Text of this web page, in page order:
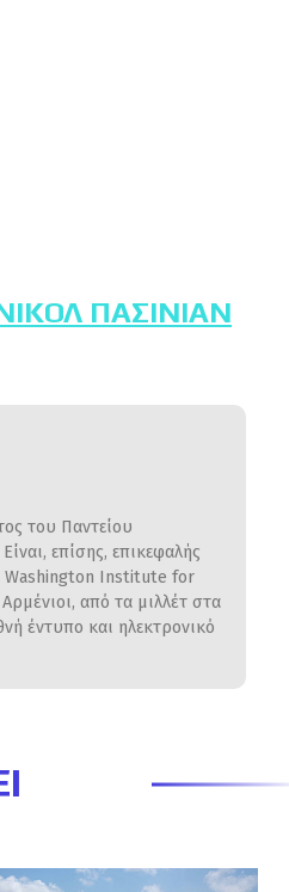
ΠΑΣΙΝΙΆΝ
του Παντείου
επίσης, επικεφαλής
Washington Institute for
από τα μιλλέτ στα
έντυπο και ηλεκτρονικό